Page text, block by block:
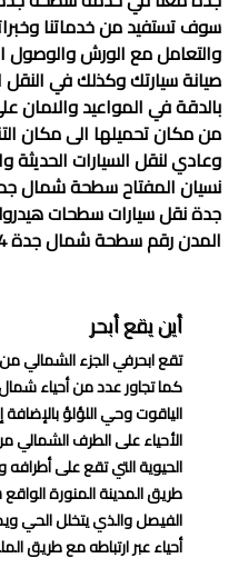
سوف تستفيد من خدماتنا
والتعامل مع الورش
صيانة سيارتك وكذلك في
بالدقة في المواعيد والامان
من مكان تحميلها الى مكان
وعادي لنقل السيارات الحديثة
نسيان المفتاح سطحة شمال
جدة نقل سيارات سطحات
المدن رقم سطحة شمال جدة 24 ساعة
أين يقع أبحر
تقع ابحرفي الجزء الشمالي
كما تجاور عدد من أحياء
الياقوت وحي اللؤلؤ
الأحياء على الطرف الشمالي
الحيوية التي تقع على أطرافه
طريق المدينة المنورة
الفيصل والذي يتخلل الحي
أحياء عبر ارتباطه مع طريق